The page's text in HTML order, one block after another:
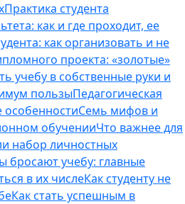
Практика студента
как и где проходит, ее
как организовать и не
проекта: «золотые»
учебу в собственные руки и
пользыПедагогическая
особенностиСемь мифов и
обученииЧто важнее для
набор личностных
бросают учебу: главные
в их числеКак студенту не
Как стать успешным в